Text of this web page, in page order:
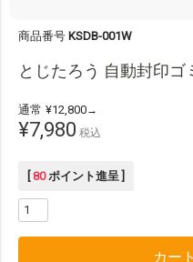
商品番号 KSDB-001W
とじたろう 自動封印ゴ
通常 ¥12,800→
¥7,980 税込
80 ポイント進呈 ]
カー